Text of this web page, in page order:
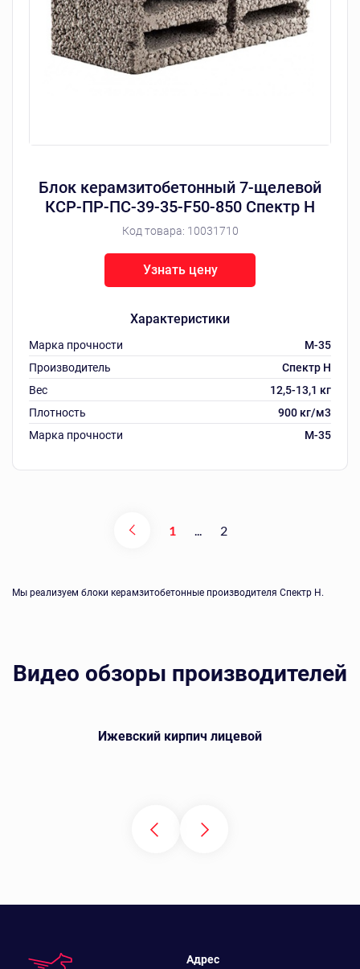
Блок керамзитобетонный 7-щелевой
КСР-ПР-ПС-39-35-F50-850 Спектр Н
Код товара: 10031710
Характеристики
Марка прочности
M-35
Производитель
Спектр Н
Вес
12,5-13,1 кг
Плотность
900 кг/м3
Марка прочности
M-35
Узнать цену
1 ... 2
Мы реализуем блоки керамзитобетонные производителя Спектр Н.
Видео обзоры производителей
Ижевский кирпич лицевой
Адрес